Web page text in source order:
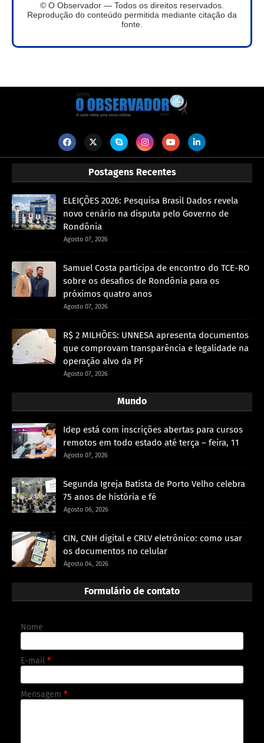
© O Observador — Todos os direitos reservados.
Reprodução do conteúdo permitida mediante citação da
fonte.
Postagens Recentes
ELEIÇÕES 2026: Pesquisa Brasil Dados revela
novo cenário na disputa pelo Governo de
Rondônia
Agosto 07, 2026
Samuel Costa participa de encontro do TCE-RO
sobre os desafios de Rondônia para os
próximos quatro anos
Agosto 07, 2026
R$ 2 MILHÕES: UNNESA apresenta documentos
que comprovam transparência e legalidade na
operação alvo da PF
Agosto 07, 2026
Mundo
Idep está com inscrições abertas para cursos
remotos em todo estado até terça – feira, 11
Agosto 07, 2026
Segunda Igreja Batista de Porto Velho celebra
75 anos de história e fé
Agosto 06, 2026
CIN, CNH digital e CRLV eletrônico: como usar
os documentos no celular
Agosto 04, 2026
Formulário de contato
Nome
E-mail *
Mensagem *